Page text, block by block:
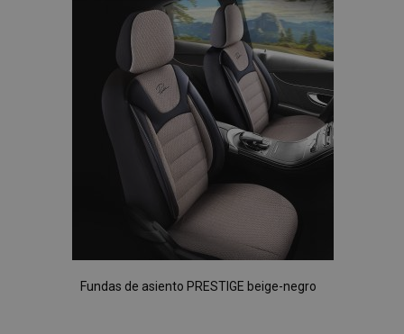
Lista
de
Deseos
Fundas de asiento PRESTIGE beige-negro